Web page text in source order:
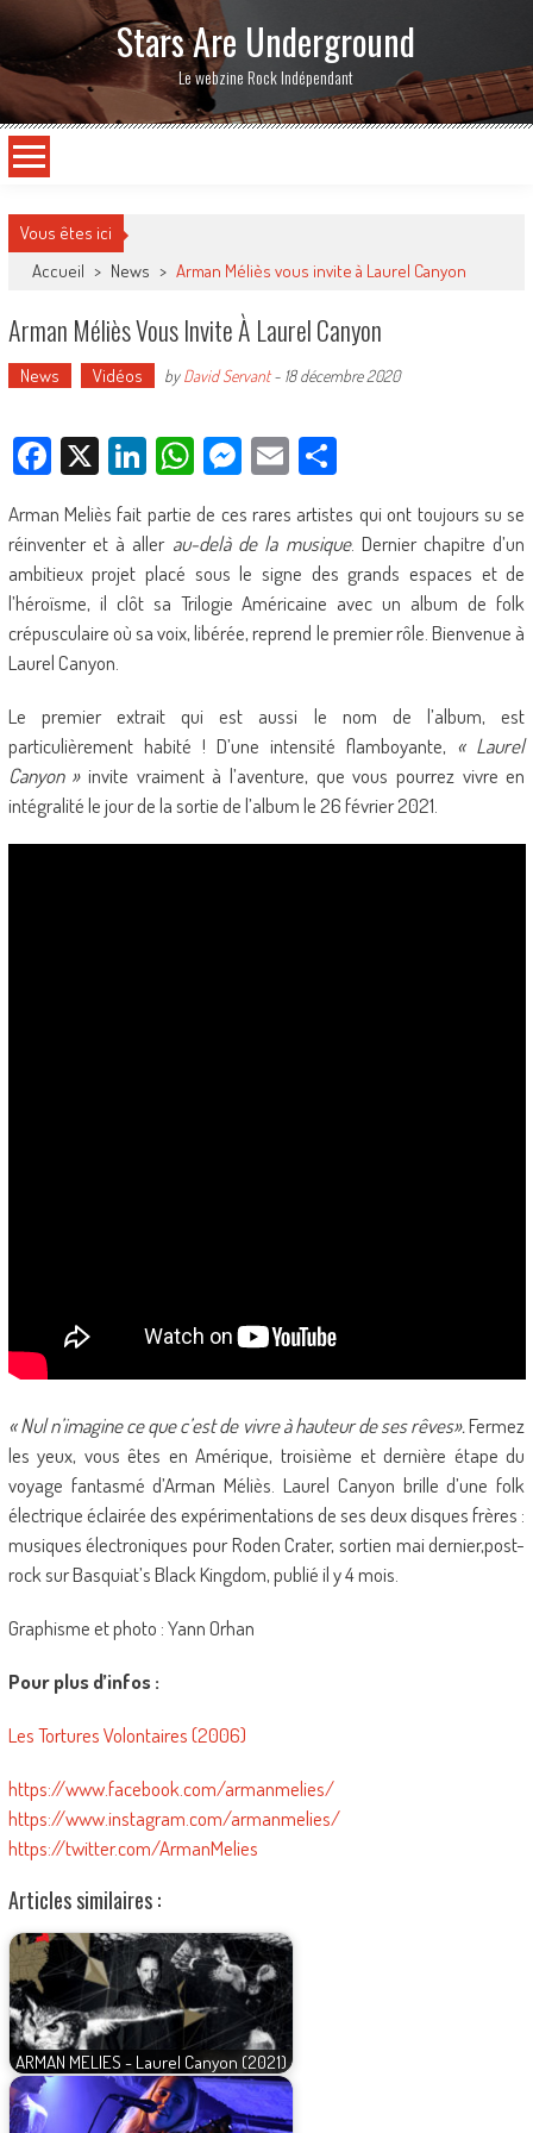
Stars Are Underground
Le webzine Rock Indépendant
Vous êtes ici
Accueil > News > Arman Méliès vous invite à Laurel Canyon
Arman Méliès Vous Invite À Laurel Canyon
News Vidéos byDavid Servant- 18 décembre 2020
Facebook
X LinkedIn
WhatsApp
Messenger
EmailPartager
Arman Meliès fait partie de ces rares artistes qui ont toujours su se
réinventer et à aller au-delà de la musique. Dernier chapitre d’un
ambitieux projet placé sous le signe des grands espaces et de
l’héroïsme, il clôt sa Trilogie Américaine avec un album de folk
crépusculaire où sa voix, libérée, reprend le premier rôle. Bienvenue à
Laurel Canyon.
Le premier extrait qui est aussi le nom de l’album, est
particulièrement habité ! D’une intensité flamboyante, « Laurel
Canyon »invite vraiment à l’aventure, que vous pourrez vivre en
intégralité le jour de la sortie de l’album le 26 février 2021.
« Nul n’imagine ce que c’est de vivre à hauteur de ses rêves».Fermez
les yeux, vous êtes en Amérique, troisième et dernière étape du
voyage fantasmé d’Arman Méliès. Laurel Canyon brille d’une folk
électrique éclairée des expérimentations de ses deux disques frères :
musiques électroniques pour Roden Crater, sortien mai dernier,post-
rock sur Basquiat’s Black Kingdom, publié il y 4 mois.
Graphisme et photo : Yann Orhan
Pour plus d’infos :
Les Tortures Volontaires (2006)
https://www.facebook.com/armanmelies/
https://www.instagram.com/armanmelies/
https://twitter.com/ArmanMelies
Articles similaires :
ARMAN MELIES - Laurel Canyon (2021)